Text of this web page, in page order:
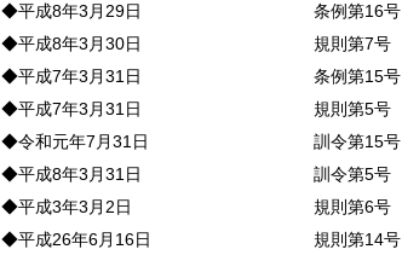
◆平成8年3月29日
条例第16号
◆平成8年3月30日
規則第7号
◆平成7年3月31日
条例第15号
◆平成7年3月31日
規則第5号
◆令和元年7月31日
訓令第15号
◆平成8年3月31日
訓令第5号
◆平成3年3月2日
規則第6号
◆平成26年6月16日 規則第14号